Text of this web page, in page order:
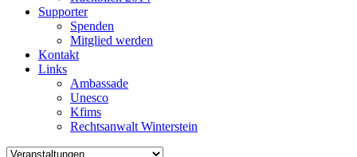
Supporter
Spenden
Mitglied werden
Kontakt
Links
Ambassade
Unesco
Kfims
Rechtsanwalt Winterstein